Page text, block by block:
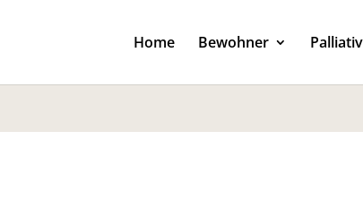
Home Bewohner